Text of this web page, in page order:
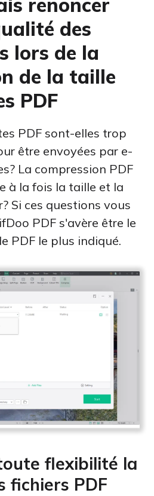
un PDF avec du texte manuscrit
traduit, explique, relit, réécrit et
les PDF contre la visualisation,
la modification
renoncer
des
lors de la
de la taille
PDF
PDF sont-elles trop
être envoyées par e-
La compression PDF
à la fois la taille et la
Si ces questions vous
PDF s'avère être le
PDF le plus indiqué.
flexibilité la
fichiers PDF